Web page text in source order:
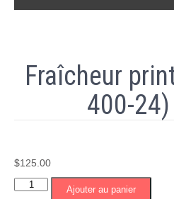
Fraîcheur
400-
$125.00
quantité
Ajouter au panier